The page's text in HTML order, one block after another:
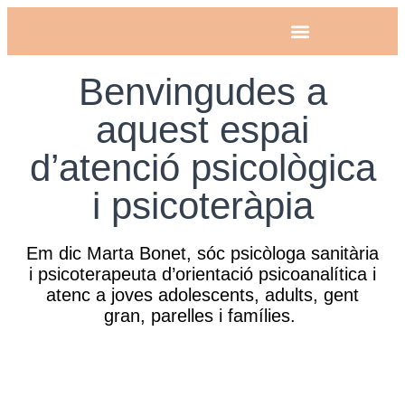
Benvingudes a
aquest espai
d’atenció psicològica
i psicoteràpia
Em dic Marta Bonet, sóc psicòloga sanitària
i psicoterapeuta d’orientació psicoanalítica i
atenc a joves adolescents, adults, gent
gran, parelles i famílies.